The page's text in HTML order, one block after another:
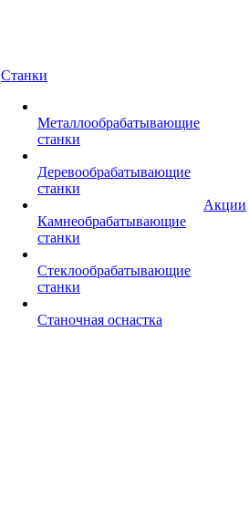
Станки
Металлообрабатывающие
станки
Деревообрабатывающие
станки
Камнеобрабатывающие
станки
Стеклообрабатывающие
станки
Станочная оснастка
Акции